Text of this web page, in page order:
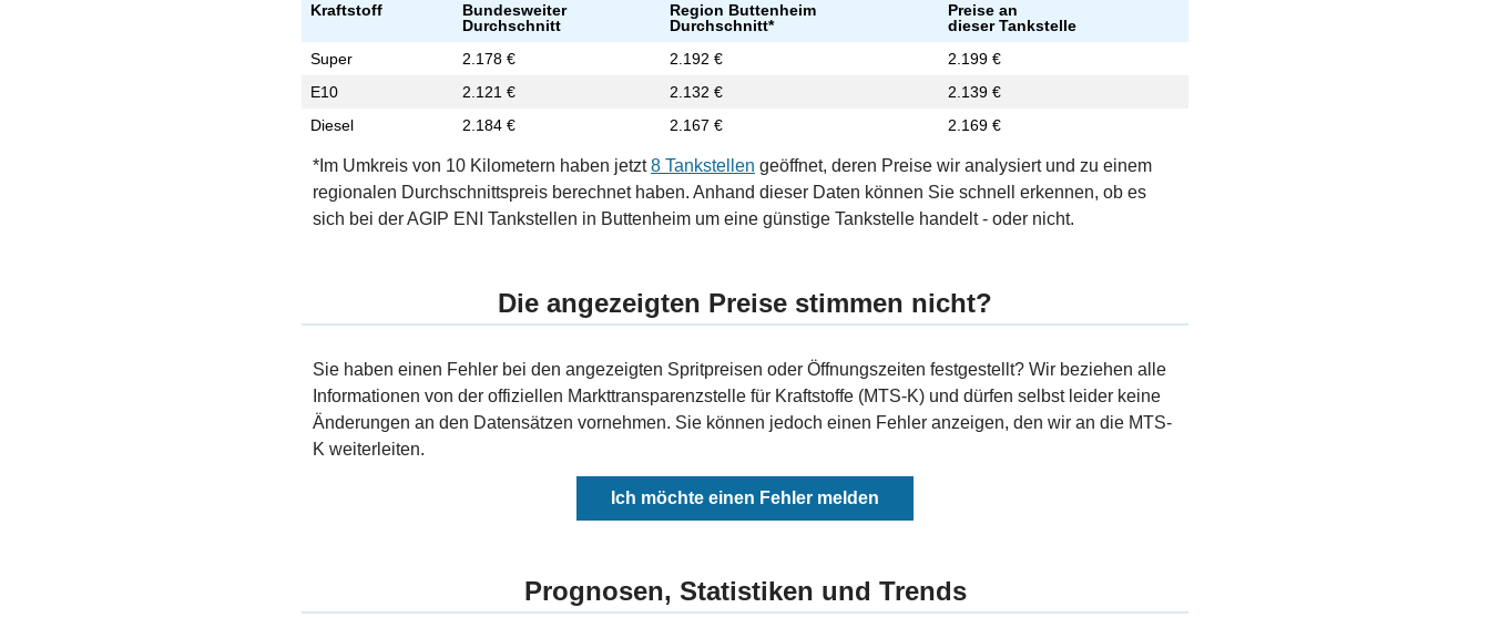
Kraftstoff
Bundesweiter
Durchschnitt
Region Buttenheim
Durchschnitt*
Preise an
dieser Tankstelle
Super
2.178 € 2.192 €
2.199 €
E10
2.121 € 2.132 €
2.139 €
Diesel
2.184 € 2.167 € 2.169 €
*Im Umkreis von 10 Kilometern haben jetzt8 Tankstellen geöffnet, deren Preise wir analysiert und zu einem
regionalen Durchschnittspreis berechnet haben. Anhand dieser Daten können Sie schnell erkennen, ob es
sich bei der AGIP ENI Tankstellen in Buttenheim um eine günstige Tankstelle handelt - oder nicht.
Die angezeigten Preise stimmen nicht?
Sie haben einen Fehler bei den angezeigten Spritpreisen oder Öffnungszeiten festgestellt? Wir beziehen alle
Informationen von der offiziellen Markttransparenzstelle für Kraftstoffe (MTS-K) und dürfen selbst leider keine
Änderungen an den Datensätzen vornehmen. Sie können jedoch einen Fehler anzeigen, den wir an die MTS-
K weiterleiten.
Ich möchte einen Fehler melden
Prognosen, Statistiken und Trends